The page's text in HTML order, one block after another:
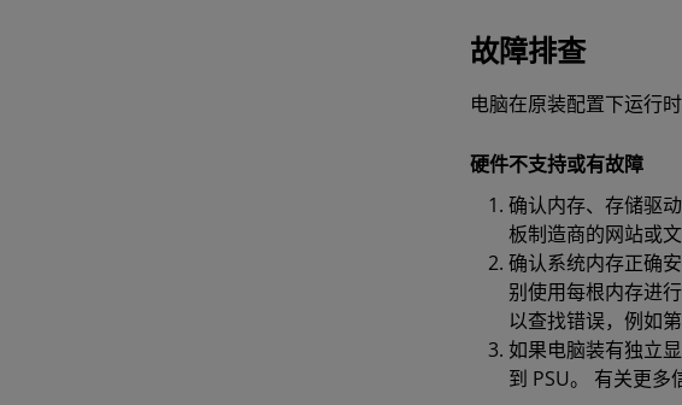
故障排查
电脑在原装配置下运行
硬件不支持或有故障
确认内存、存储驱
板制造商的网站或文
确认系统内存正确
别使用每根内存进
以查找错误，例如
如果电脑装有独立
到 PSU。 有关更多